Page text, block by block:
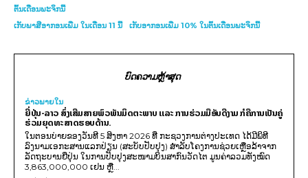
ຕົ້ນເດືອນພະຈິກນີ້
ເກັບພາສີອາກອນເພີ່ມ ໃນເດືອນ 11 ນີ້
ເກັບອາກອນເພີ່ມ 10% ໃນຕົ້ນເດືອນພະຈິກນີ້
ບົດຄວາມຫຼ້າສຸດ
ຂ່າວພາຍ​ໃນ
ຍີ່ປຸ່ນ-ລາວ ສົ່ງເສີມສາຍພົວພັນມິດຕະພາບ ແລະ ການຮ່ວມມືອັນດີງາມ ກໍຄືການເປັນຄູ່
ຮ່ວມຍຸດທະສາດຮອບດ້ານ.
ໃນຕອນບ່າຍຂອງວັນທີ 5 ສິງຫາ 2026 ທີ່ ກະຊວງການຕ່າງປະເທດ ໄດ້ມີພິທີ
ລົງນາມເອກະສານແລກປ່ຽນ (ສະບັບປັບປຸງ) ສໍາລັບໂຄງການຊ່ວຍເຫຼືອລ້າຈາກ
ລັດຖະບານຍີ່ປຸ່ນ ໃນການປັບປຸງສະໜາມບິນສາກົນວັດໄຕ ມູນຄ່າລວມທັງໝົດ
3,863,000,000 ເຢນ ຫຼື...